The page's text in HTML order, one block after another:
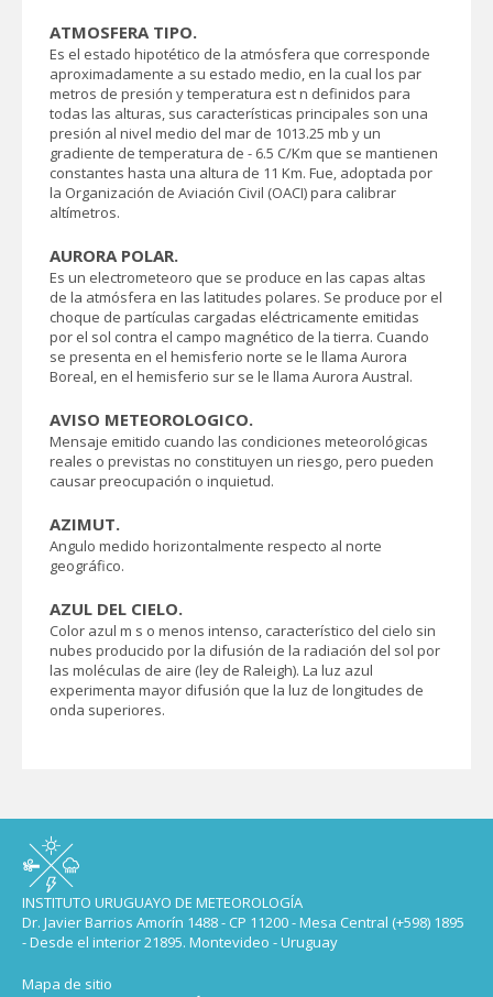
ATMOSFERA TIPO.
Es el estado hipotético de la atmósfera que corresponde
aproximadamente a su estado medio, en la cual los par
metros de presión y temperatura est n definidos para
todas las alturas, sus características principales son una
presión al nivel medio del mar de 1013.25 mb y un
gradiente de temperatura de - 6.5 C/Km que se mantienen
constantes hasta una altura de 11 Km. Fue‚ adoptada por
la Organización de Aviación Civil (OACI) para calibrar
altímetros.
AURORA POLAR.
Es un electrometeoro que se produce en las capas altas
de la atmósfera en las latitudes polares. Se produce por el
choque de partículas cargadas eléctricamente emitidas
por el sol contra el campo magnético de la tierra. Cuando
se presenta en el hemisferio norte se le llama Aurora
Boreal, en el hemisferio sur se le llama Aurora Austral.
AVISO METEOROLOGICO.
Mensaje emitido cuando las condiciones meteorológicas
reales o previstas no constituyen un riesgo, pero pueden
causar preocupación o inquietud.
AZIMUT.
Angulo medido horizontalmente respecto al norte
geográfico.
AZUL DEL CIELO.
Color azul m s o menos intenso, característico del cielo sin
nubes producido por la difusión de la radiación del sol por
las moléculas de aire (ley de Raleigh). La luz azul
experimenta mayor difusión que la luz de longitudes de
onda superiores.
INSTITUTO URUGUAYO DE METEOROLOGÍA
Dr. Javier Barrios Amorín 1488 - CP 11200 - Mesa Central (+598) 1895
- Desde el interior 21895. Montevideo - Uruguay
Mapa de sitio